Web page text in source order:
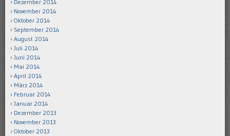
Dezember 2014
November 2014
Oktober 2014
September 2014
August 2014
Juli 2014
Juni 2014
Mai 2014
April 2014
März 2014
Februar 2014
Januar 2014
Dezember 2013
November 2013
Oktober 2013